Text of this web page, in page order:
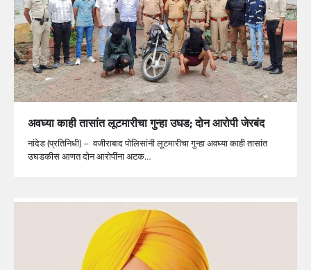
अवघ्या काही तासांत लूटमारीचा गुन्हा उघड; दोन आरोपी जेरबंद
नांदेड (प्रतिनिधी) – वजीराबाद पोलिसांनी लूटमारीचा गुन्हा अवघ्या काही तासांत
उघडकीस आणत दोन आरोपींना अटक…